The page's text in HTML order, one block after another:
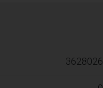
3628026